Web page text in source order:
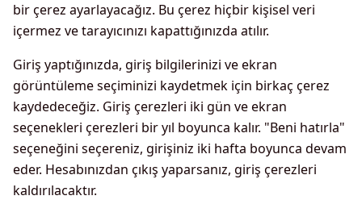
bir çerez ayarlayacağız. Bu çerez hiçbir kişisel veri
içermez ve tarayıcınızı kapattığınızda atılır.
Giriş yaptığınızda, giriş bilgilerinizi ve ekran
görüntüleme seçiminizi kaydetmek için birkaç çerez
kaydedeceğiz. Giriş çerezleri iki gün ve ekran
seçenekleri çerezleri bir yıl boyunca kalır. "Beni hatırla"
seçeneğini seçereniz, girişiniz iki hafta boyunca devam
eder. Hesabınızdan çıkış yaparsanız, giriş çerezleri
kaldırılacaktır.